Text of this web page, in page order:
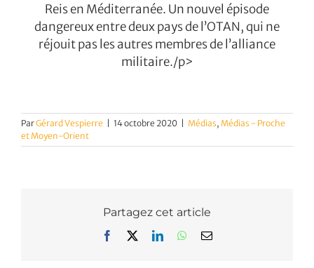
Reis en Méditerranée. Un nouvel épisode
dangereux entre deux pays de l’OTAN, qui ne
réjouit pas les autres membres de l’alliance
militaire./p>
ParGérard Vespierre 14 octobre 2020 Médias, Médias - Proche
et Moyen-Orient
Partagez cet article
Facebook LinkedInWhatsApp
Email